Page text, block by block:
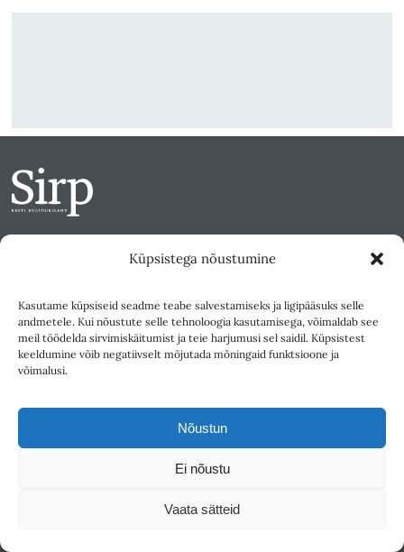
Küpsistega nõustumine
Kasutame küpsiseid seadme teabe salvestamiseks ja ligipääsuks selle
andmetele. Kui nõustute selle tehnoloogia kasutamisega, võimaldab see
meil töödelda sirvimiskäitumist ja teie harjumusi sel saidil. Küpsistest
keeldumine võib negatiivselt mõjutada mõningaid funktsioone ja
võimalusi.
Nõustun
Ei nõustu
Vaata sätteid
sirp@sirp.ee
Facebook
Toeta
Autoritele
Sirbi laureaadid